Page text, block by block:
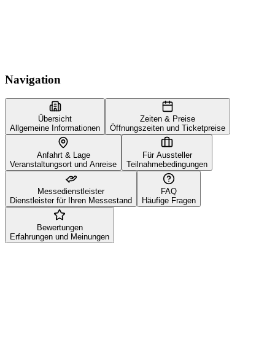
Navigation
Übersicht
Allgemeine Informationen
Zeiten & Preise
Öffnungszeiten und Ticketpreise
Anfahrt & Lage
Veranstaltungsort und Anreise
Für Aussteller
Teilnahmebedingungen
Messedienstleister
Dienstleister für Ihren Messestand
FAQ
Häufige Fragen
Bewertungen
Erfahrungen und Meinungen